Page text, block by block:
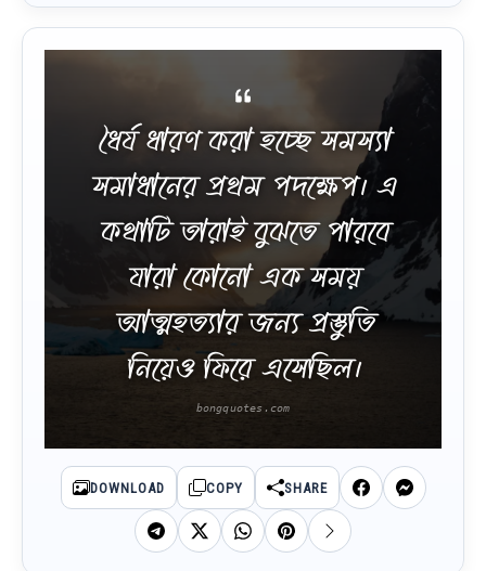
ধৈর্য ধারণ করা হচ্ছে সমস্যা
সমাধানের প্রথম পদক্ষেপ। এ
কথাটি তারাই বুঝতে পারবে
যারা কোনো এক সময়
আত্মহত্যার জন্য প্রস্তুতি
নিয়েও ফিরে এসেছিল।
DOWNLOAD COPY SHARE